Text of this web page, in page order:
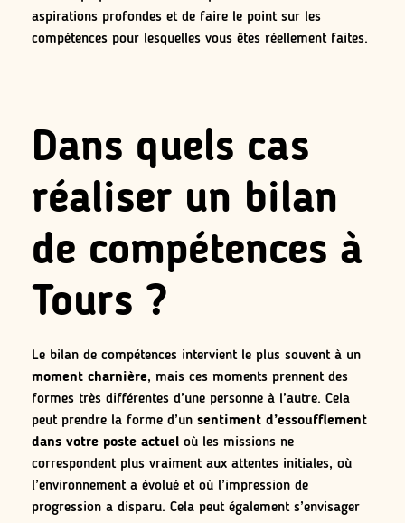
aspirations profondes et de faire le point sur les
compétences pour lesquelles vous êtes réellement faites.
Dans quels cas
réaliser un bilan
de compétences à
Tours ?
Le bilan de compétences intervient le plus souvent à un
moment charnière, mais ces moments prennent des
formes très différentes d’une personne à l’autre. Cela
peut prendre la forme d’un sentiment d’essoufflement
dans votre poste actuel où les missions ne
correspondent plus vraiment aux attentes initiales, où
l’environnement a évolué et où l’impression de
progression a disparu. Cela peut également s’envisager